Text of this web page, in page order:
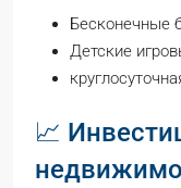
Бесконечные
Детские
📈